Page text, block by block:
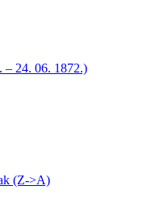
– 24. 06. 1872.)
(Z->A)